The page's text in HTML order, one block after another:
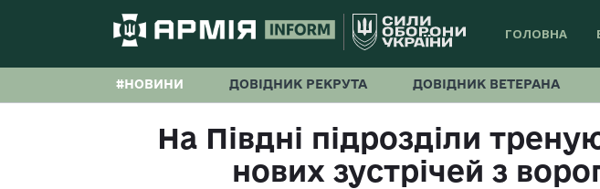
ГОЛОВНА
#НОВИНИ ДОВІДНИК РЕКРУТА ДОВІДНИК ВЕТЕРАНА
На Півдні підрозділи
нових зустрічей з